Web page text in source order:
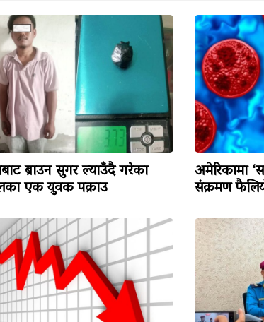
ब्राउन सुगर ल्याउँदै गरेका
एक युवक पक्राउ
अमेरिकामा
संक्रमण